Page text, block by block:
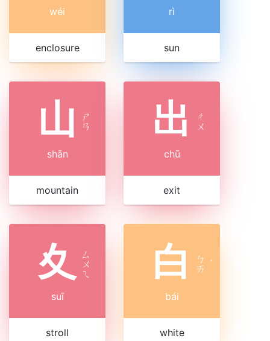
wéi
enclosure
rì
sun
山
ㄕ
ㄢ
shān
mountain
出
ㄔ
ㄨ
chū
exit
夊
ㄙ
ㄨ
ㄟ
suī
stroll
白
ㄅ
ㄞ ˊ
bái
white